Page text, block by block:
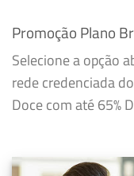
Promoção Plano
Selecione a opção
rede credenciada
Doce com até 65%